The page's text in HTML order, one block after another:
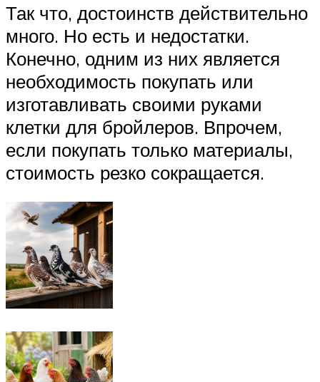
Так что, достоинств действительно
много. Но есть и недостатки.
Конечно, одним из них является
необходимость покупать или
изготавливать своими руками
клетки для бройлеров. Впрочем,
если покупать только материалы,
стоимость резко сокращается.